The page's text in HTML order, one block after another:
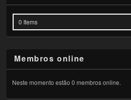
0 Items
Membros online
Neste momento estão 0 membros online.